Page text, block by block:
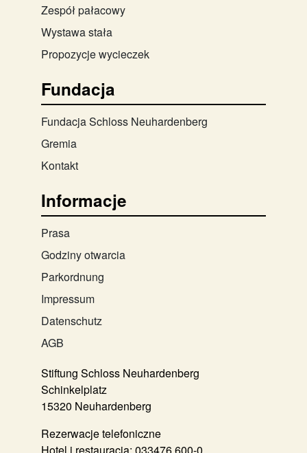
Zespół pałacowy
Wystawa stała
Propozycje wycieczek
Fundacja
Fundacja Schloss Neuhardenberg
Gremia
Kontakt
Informacje
Prasa
Godziny otwarcia
Parkordnung
Impressum
Datenschutz
AGB
Stiftung Schloss Neuhardenberg
Schinkelplatz
15320 Neuhardenberg
Rezerwacje telefoniczne
Hotel i restauracja: 033476 600-0